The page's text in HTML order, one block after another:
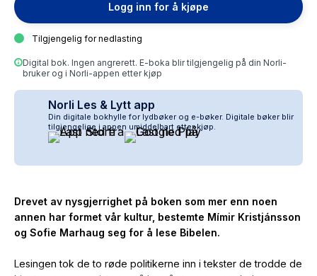
Logg inn for å kjøpe
Tilgjengelig for nedlasting
Digital bok. Ingen angrerett. E-boka blir tilgjengelig på din Norli-
bruker og i Norli-appen etter kjøp
Norli Les & Lytt app
Din digitale bokhylle for lydbøker og e-bøker. Digitale bøker blir
tilgjengelige i appen umiddelbart etter kjøp.
Drevet av nysgjerrighet på boken som mer enn noen
annen har formet vår kultur, bestemte Mímir Kristjánsson
og Sofie Marhaug seg for å lese Bibelen.
Lesingen tok de to røde politikerne inn i tekster de trodde de